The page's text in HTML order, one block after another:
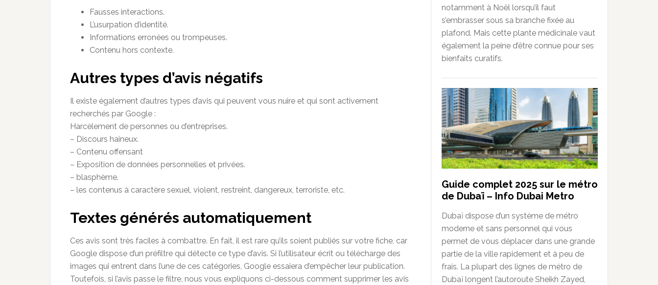
Fausses interactions.
L’usurpation d’identité.
Informations erronées ou trompeuses.
Contenu hors contexte.
Autres types d’avis négatifs
Il existe également d’autres types d’avis qui peuvent vous nuire et qui sont activement
recherchés par Google :
Harcèlement de personnes ou d’entreprises.
– Discours haineux.
– Contenu offensant
– Exposition de données personnelles et privées.
– blasphème.
– les contenus à caractère sexuel, violent, restreint, dangereux, terroriste, etc.
Textes générés automatiquement
Ces avis sont très faciles à combattre. En fait, il est rare qu’ils soient publiés sur votre fiche, car
Google dispose d’un préfiltre qui détecte ce type d’avis. Si l’utilisateur écrit ou télécharge des
images qui entrent dans l’une de ces catégories, Google essaiera d’empêcher leur publication.
Toutefois, si l’avis passe le filtre, nous vous expliquons ci-dessous comment supprimer les avis
notamment à Noël lorsqu’il faut
s’embrasser sous sa branche fixée au
plafond. Mais cette plante médicinale vaut
également la peine d’être connue pour ses
bienfaits curatifs.
Guide complet 2025 sur le métro
de Dubaï – Info Dubai Metro
Dubaï dispose d’un système de métro
moderne et sans personnel qui vous
permet de vous déplacer dans une grande
partie de la ville rapidement et à peu de
frais. La plupart des lignes de métro de
Dubaï longent l’autoroute Sheikh Zayed,